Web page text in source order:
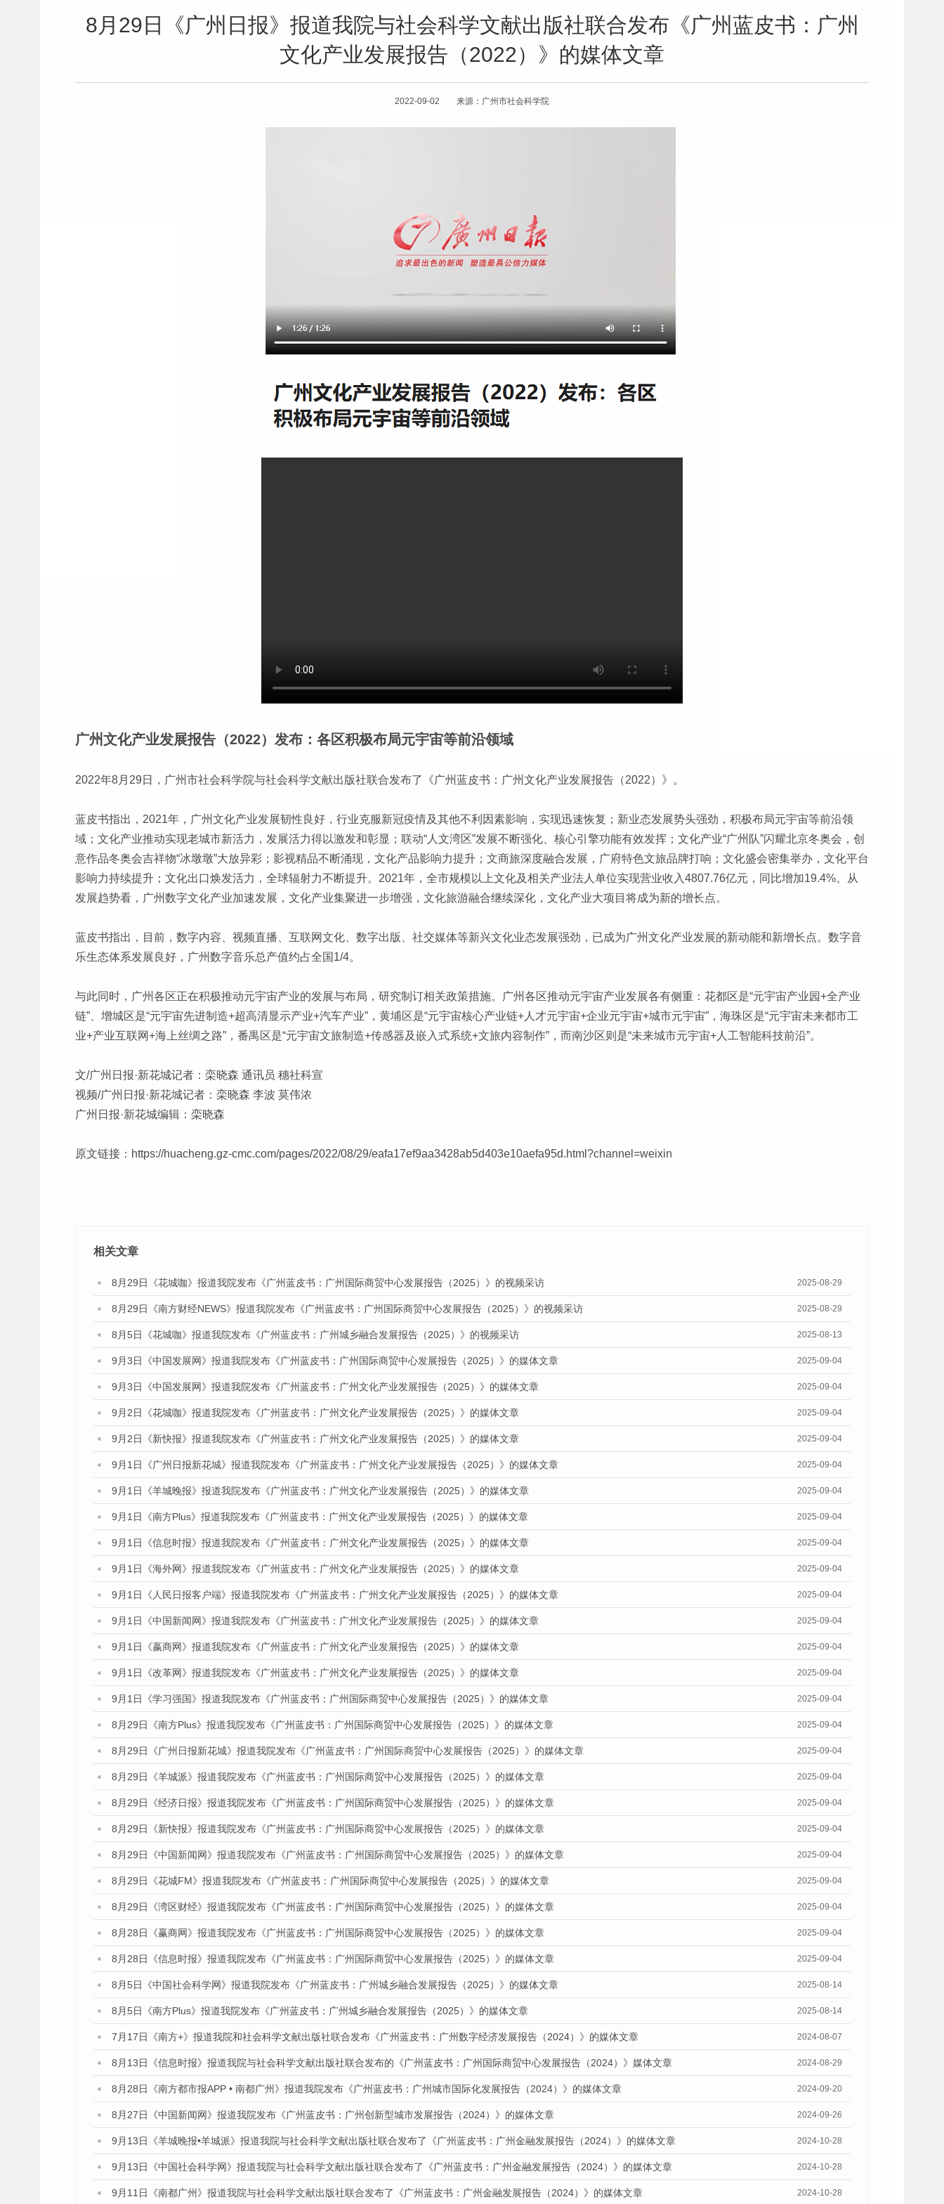
8月29日《广州日报》报道我院与社会科学文献出版社联合发布《广州蓝皮书：广州
文化产业发展报告（2022）》的媒体文章
2022-09-02 来源：广州市社会科学院
广州文化产业发展报告（2022）发布：各区积极布局元宇宙等前沿领域
2022年8月29日，广州市社会科学院与社会科学文献出版社联合发布了《广州蓝皮书：广州文化产业发展报告（2022）》。
蓝皮书指出，2021年，广州文化产业发展韧性良好，行业克服新冠疫情及其他不利因素影响，实现迅速恢复；新业态发展势头强劲，积极布局元宇宙等前沿领
域；文化产业推动实现老城市新活力，发展活力得以激发和彰显；联动“人文湾区”发展不断强化、核心引擎功能有效发挥；文化产业“广州队”闪耀北京冬奥会，创
意作品冬奥会吉祥物“冰墩墩”大放异彩；影视精品不断涌现，文化产品影响力提升；文商旅深度融合发展，广府特色文旅品牌打响；文化盛会密集举办，文化平台
影响力持续提升；文化出口焕发活力，全球辐射力不断提升。2021年，全市规模以上文化及相关产业法人单位实现营业收入4807.76亿元，同比增加19.4%。从
发展趋势看，广州数字文化产业加速发展，文化产业集聚进一步增强，文化旅游融合继续深化，文化产业大项目将成为新的增长点。
蓝皮书指出，目前，数字内容、视频直播、互联网文化、数字出版、社交媒体等新兴文化业态发展强劲，已成为广州文化产业发展的新动能和新增长点。数字音
乐生态体系发展良好，广州数字音乐总产值约占全国1/4。
与此同时，广州各区正在积极推动元宇宙产业的发展与布局，研究制订相关政策措施。广州各区推动元宇宙产业发展各有侧重：花都区是“元宇宙产业园+全产业
链”、增城区是“元宇宙先进制造+超高清显示产业+汽车产业”，黄埔区是“元宇宙核心产业链+人才元宇宙+企业元宇宙+城市元宇宙”，海珠区是“元宇宙未来都市工
业+产业互联网+海上丝绸之路”，番禺区是“元宇宙文旅制造+传感器及嵌入式系统+文旅内容制作”，而南沙区则是“未来城市元宇宙+人工智能科技前沿”。
文/广州日报·新花城记者：栾晓森 通讯员 穗社科宣
视频/广州日报·新花城记者：栾晓森 李波 莫伟浓
广州日报·新花城编辑：栾晓森
原文链接： https://huacheng.gz-cmc.com/pages/2022/08/29/eafa17ef9aa3428ab5d403e10aefa95d.html?channel=weixin
相关文章
8月29日《花城咖》报道我院发布《广州蓝皮书：广州国际商贸中心发展报告（2025）》的视频采访 2025-08-29
8月29日《南方财经NEWS》报道我院发布《广州蓝皮书：广州国际商贸中心发展报告（2025）》的视频采访 2025-08-29
8月5日《花城咖》报道我院发布《广州蓝皮书：广州城乡融合发展报告（2025）》的视频采访 2025-08-13
9月3日《中国发展网》报道我院发布《广州蓝皮书：广州国际商贸中心发展报告（2025）》的媒体文章 2025-09-04
9月3日《中国发展网》报道我院发布《广州蓝皮书：广州文化产业发展报告（2025）》的媒体文章 2025-09-04
9月2日《花城咖》报道我院发布《广州蓝皮书：广州文化产业发展报告（2025）》的媒体文章 2025-09-04
9月2日《新快报》报道我院发布《广州蓝皮书：广州文化产业发展报告（2025）》的媒体文章 2025-09-04
9月1日《广州日报新花城》报道我院发布《广州蓝皮书：广州文化产业发展报告（2025）》的媒体文章 2025-09-04
9月1日《羊城晚报》报道我院发布《广州蓝皮书：广州文化产业发展报告（2025）》的媒体文章 2025-09-04
9月1日《南方Plus》报道我院发布《广州蓝皮书：广州文化产业发展报告（2025）》的媒体文章 2025-09-04
9月1日《信息时报》报道我院发布《广州蓝皮书：广州文化产业发展报告（2025）》的媒体文章 2025-09-04
9月1日《海外网》报道我院发布《广州蓝皮书：广州文化产业发展报告（2025）》的媒体文章 2025-09-04
9月1日《人民日报客户端》报道我院发布《广州蓝皮书：广州文化产业发展报告（2025）》的媒体文章 2025-09-04
9月1日《中国新闻网》报道我院发布《广州蓝皮书：广州文化产业发展报告（2025）》的媒体文章 2025-09-04
9月1日《嬴商网》报道我院发布《广州蓝皮书：广州文化产业发展报告（2025）》的媒体文章 2025-09-04
9月1日《改革网》报道我院发布《广州蓝皮书：广州文化产业发展报告（2025）》的媒体文章 2025-09-04
9月1日《学习强国》报道我院发布《广州蓝皮书：广州国际商贸中心发展报告（2025）》的媒体文章 2025-09-04
8月29日《南方Plus》报道我院发布《广州蓝皮书：广州国际商贸中心发展报告（2025）》的媒体文章 2025-09-04
8月29日《广州日报新花城》报道我院发布《广州蓝皮书：广州国际商贸中心发展报告（2025）》的媒体文章 2025-09-04
8月29日《羊城派》报道我院发布《广州蓝皮书：广州国际商贸中心发展报告（2025）》的媒体文章 2025-09-04
8月29日《经济日报》报道我院发布《广州蓝皮书：广州国际商贸中心发展报告（2025）》的媒体文章 2025-09-04
8月29日《新快报》报道我院发布《广州蓝皮书：广州国际商贸中心发展报告（2025）》的媒体文章 2025-09-04
8月29日《中国新闻网》报道我院发布《广州蓝皮书：广州国际商贸中心发展报告（2025）》的媒体文章 2025-09-04
8月29日《花城FM》报道我院发布《广州蓝皮书：广州国际商贸中心发展报告（2025）》的媒体文章 2025-09-04
8月29日《湾区财经》报道我院发布《广州蓝皮书：广州国际商贸中心发展报告（2025）》的媒体文章 2025-09-04
8月28日《赢商网》报道我院发布《广州蓝皮书：广州国际商贸中心发展报告（2025）》的媒体文章 2025-09-04
8月28日《信息时报》报道我院发布《广州蓝皮书：广州国际商贸中心发展报告（2025）》的媒体文章 2025-09-04
8月5日《中国社会科学网》报道我院发布《广州蓝皮书：广州城乡融合发展报告（2025）》的媒体文章 2025-08-14
8月5日《南方Plus》报道我院发布《广州蓝皮书：广州城乡融合发展报告（2025）》的媒体文章 2025-08-14
7月17日《南方+》报道我院和社会科学文献出版社联合发布《广州蓝皮书：广州数字经济发展报告（2024）》的媒体文章 2024-08-07
8月13日《信息时报》报道我院与社会科学文献出版社联合发布的《广州蓝皮书：广州国际商贸中心发展报告（2024）》媒体文章 2024-08-29
8月28日《南方都市报APP • 南都广州》报道我院发布《广州蓝皮书：广州城市国际化发展报告（2024）》的媒体文章 2024-09-20
8月27日《中国新闻网》报道我院发布《广州蓝皮书：广州创新型城市发展报告（2024）》的媒体文章 2024-09-26
9月13日《羊城晚报•羊城派》报道我院与社会科学文献出版社联合发布了《广州蓝皮书：广州金融发展报告（2024）》的媒体文章 2024-10-28
9月13日《中国社会科学网》报道我院与社会科学文献出版社联合发布了《广州蓝皮书：广州金融发展报告（2024）》的媒体文章 2024-10-28
9月11日《南都广州》报道我院与社会科学文献出版社联合发布了《广州蓝皮书：广州金融发展报告（2024）》的媒体文章 2024-10-28